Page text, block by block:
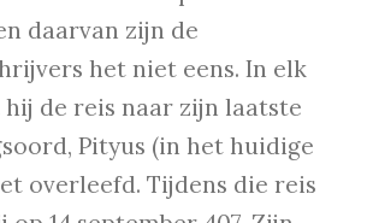
daarvan zijn de
het niet eens. In elk
hij de reis naar zijn laatste
Pityus (in het huidige
overleefd. Tijdens die reis